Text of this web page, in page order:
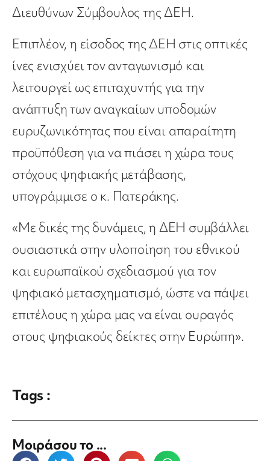
Διευθύνων Σύμβουλος της ΔΕΗ.
Επιπλέον, η είσοδος της ΔΕΗ στις οπτικές
ίνες ενισχύει τον ανταγωνισμό και
λειτουργεί ως επιταχυντής για την
ανάπτυξη των αναγκαίων υποδομών
ευρυζωνικότητας που είναι απαραίτητη
προϋπόθεση για να πιάσει η χώρα τους
στόχους ψηφιακής μετάβασης,
υπογράμμισε ο κ. Πατεράκης.
«Με δικές της δυνάμεις, η ΔΕΗ συμβάλλει
ουσιαστικά στην υλοποίηση του εθνικού
και ευρωπαϊκού σχεδιασμού για τον
ψηφιακό μετασχηματισμό, ώστε να πάψει
επιτέλους η χώρα μας να είναι ουραγός
στους ψηφιακούς δείκτες στην Ευρώπη».
Tags :
Μοιράσου το ...